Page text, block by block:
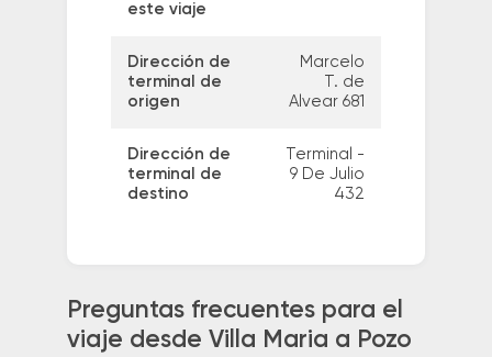
este viaje
Dirección de
terminal de
origen
Marcelo
T. de
Alvear 681
Dirección de
terminal de
destino
Terminal -
9 De Julio
432
Preguntas frecuentes para el
viaje desde Villa Maria a Pozo